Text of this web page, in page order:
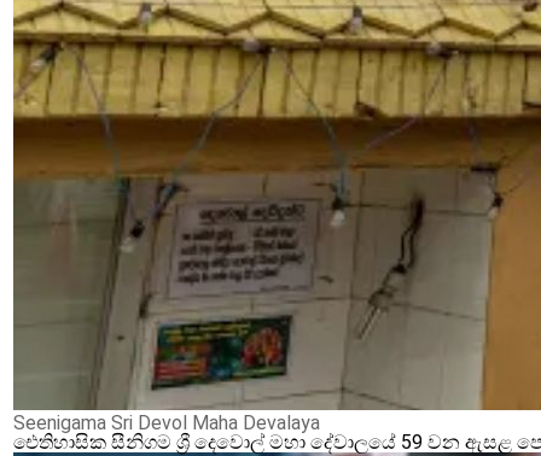
Seenigama Sri Devol Maha Devalaya
ඓතිහාසික සීනිගම ශ්‍රී දෙවොල් මහා දේවාලයේ 59 වන ඇසළ